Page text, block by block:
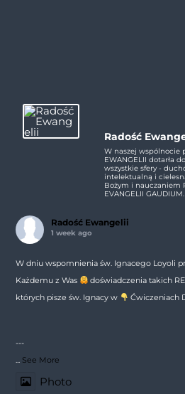
Radość
W naszej wspólnocie
EWANGELII dotarła
wszystkie sfery -
intelektualną i
Bożym i nauczaniem
EVANGELII GAUDIUM.
Radość Ewangelii
1 week ago
W dniu wspomnienia św. Ignacego Loyoli
Każdemu z Was
doświadczenia takich
których pisze św. Ignacy w
Ćwiczeniach
---
See More
Photo